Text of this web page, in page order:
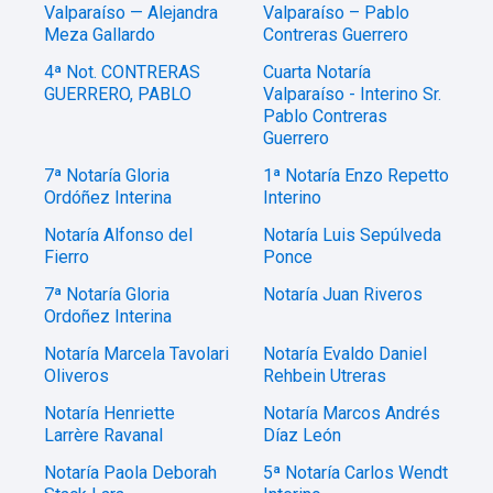
Valparaíso — Alejandra
Meza Gallardo
Valparaíso – Pablo
Contreras Guerrero
4ª Not. CONTRERAS
GUERRERO, PABLO
Cuarta Notaría
Valparaíso - Interino Sr.
Pablo Contreras
Guerrero
7ª Notaría Gloria
Ordóñez Interina
1ª Notaría Enzo Repetto
Interino
Notaría Alfonso del
Fierro
Notaría Luis Sepúlveda
Ponce
7ª Notaría Gloria
Ordoñez Interina
Notaría Juan Riveros
Notaría Marcela Tavolari
Oliveros
Notaría Evaldo Daniel
Rehbein Utreras
Notaría Henriette
Larrère Ravanal
Notaría Marcos Andrés
Díaz León
Notaría Paola Deborah
5ª Notaría Carlos Wendt